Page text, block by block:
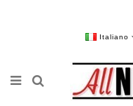
Italiano